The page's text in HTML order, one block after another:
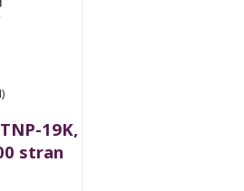
19K,
stran